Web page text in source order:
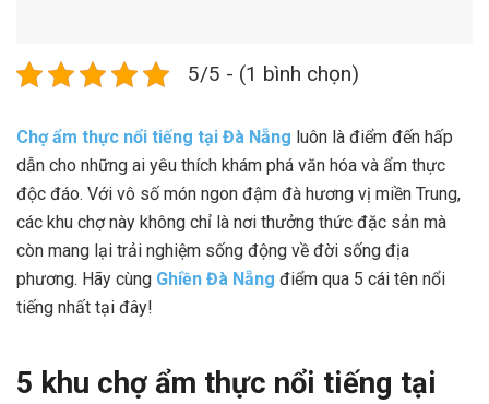
5/5 - (1 bình chọn)
Chợ ẩm thực nổi tiếng tại Đà Nẵng luôn là điểm đến hấp
dẫn cho những ai yêu thích khám phá văn hóa và ẩm thực
độc đáo. Với vô số món ngon đậm đà hương vị miền Trung,
các khu chợ này không chỉ là nơi thưởng thức đặc sản mà
còn mang lại trải nghiệm sống động về đời sống địa
phương. Hãy cùng Ghiền Đà Nẵng điểm qua 5 cái tên nổi
tiếng nhất tại đây!
5 khu chợ ẩm thực nổi tiếng tại